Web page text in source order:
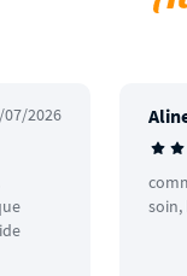
07/2026
soin,